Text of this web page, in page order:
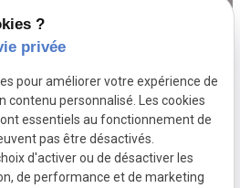
votre ostéopathe de
?
privée
pour améliorer votre expérience de
contenu personnalisé. Les cookies
essentiels au fonctionnement de
pas être désactivés.
d'activer ou de désactiver les
de performance et de marketing